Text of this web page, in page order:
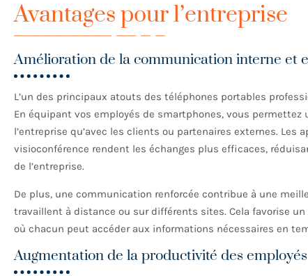
Avantages pour l’entreprise
Amélioration de la communication interne et
L’un des principaux atouts des téléphones portables
En équipant vos employés de smartphones, vous
l’entreprise qu’avec les clients ou partenaires externes.
visioconférence rendent les échanges plus efficaces,
de l’entreprise.
De plus, une communication renforcée contribue à une
travaillent à distance ou sur différents sites. Cela favorise
où chacun peut accéder aux informations nécessaires en
Augmentation de la productivité des employés